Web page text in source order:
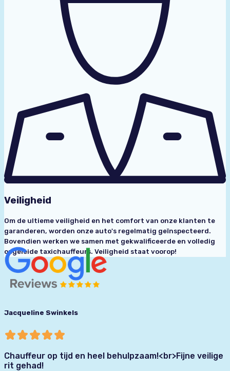
Veiligheid
Om de ultieme veiligheid en het comfort van onze klanten te
garanderen, worden onze auto's regelmatig geïnspecteerd.
Bovendien werken we samen met gekwalificeerde en volledig
opgeleide taxichauffeurs. Veiligheid staat voorop!
Jacqueline Swinkels
Chauffeur op tijd en heel behulpzaam!<br>Fijne veilige
rit gehad!